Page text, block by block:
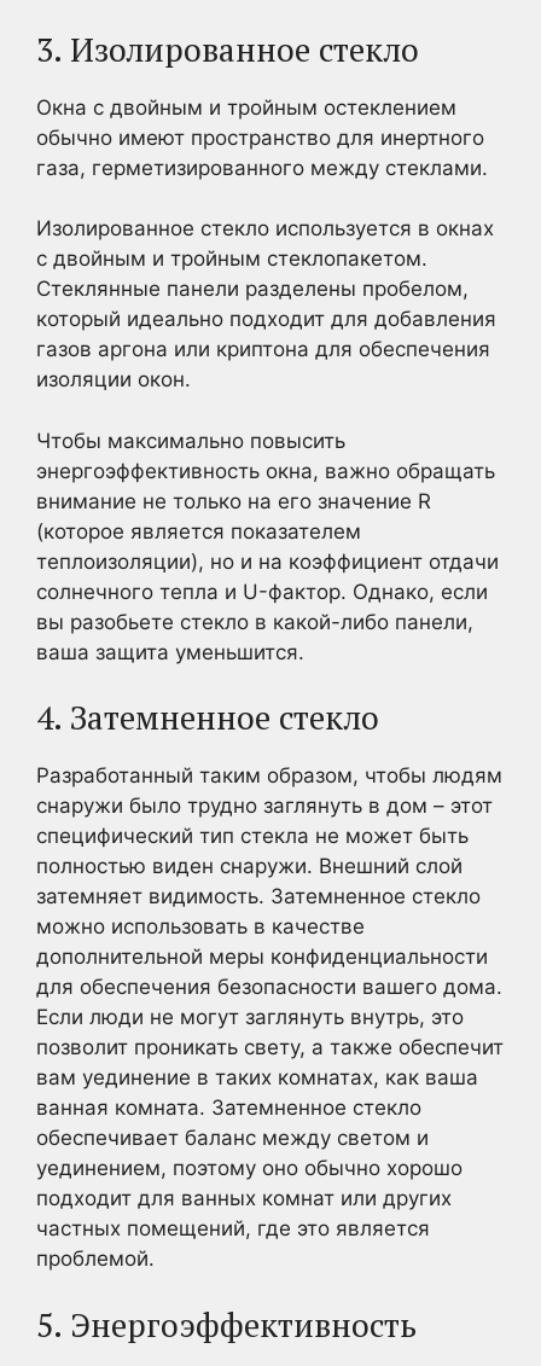
3. Изолированное стекло
Окна с двойным и тройным остеклением
обычно имеют пространство для инертного
газа, герметизированного между стеклами.
Изолированное стекло используется в окнах
с двойным и тройным стеклопакетом.
Стеклянные панели разделены пробелом,
который идеально подходит для добавления
газов аргона или криптона для обеспечения
изоляции окон.
Чтобы максимально повысить
энергоэффективность окна, важно обращать
внимание не только на его значение R
(которое является показателем
теплоизоляции), но и на коэффициент отдачи
солнечного тепла и U-фактор. Однако, если
вы разобьете стекло в какой-либо панели,
ваша защита уменьшится.
4. Затемненное стекло
Разработанный таким образом, чтобы людям
снаружи было трудно заглянуть в дом – этот
специфический тип стекла не может быть
полностью виден снаружи. Внешний слой
затемняет видимость. Затемненное стекло
можно использовать в качестве
дополнительной меры конфиденциальности
для обеспечения безопасности вашего дома.
Если люди не могут заглянуть внутрь, это
позволит проникать свету, а также обеспечит
вам уединение в таких комнатах, как ваша
ванная комната. Затемненное стекло
обеспечивает баланс между светом и
уединением, поэтому оно обычно хорошо
подходит для ванных комнат или других
частных помещений, где это является
проблемой.
5. Энергоэффективность